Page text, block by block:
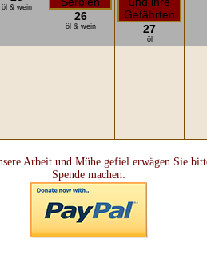
öl & wein
26
öl & wein 27
öl
Arbeit und Mühe gefiel erwägen Sie
Spende machen: